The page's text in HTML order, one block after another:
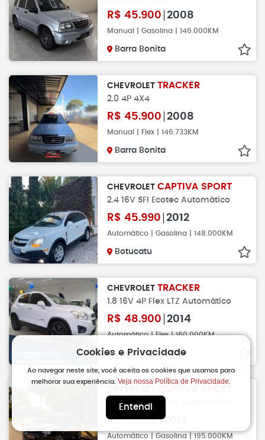
R$ 45.900 2008
Manual | Gasolina | 146.000KM
Barra Bonita
CHEVROLET TRACKER
2.0 4P 4X4
R$ 45.900 2008
Manual | Flex | 146.733KM
Barra Bonita
CHEVROLET CAPTIVA SPORT
2.4 16V SFI Ecotec Automático
R$ 45.990 2012
Automático | Gasolina | 148.000KM
Botucatu
CHEVROLET TRACKER
1.8 16V 4P Flex LTZ Automático
R$ 48.900 2014
Automático | Flex | 160.000KM
Botucatu
2.4 16V SFI Ecotec Automático
R$51.900 2012
Automático | Gasolina | 195.000KM
Cookies e Privacidade
Ao navegar neste site, você aceita os cookies que usamos para
melhorar sua experiência.Veja nossa Política de Privacidade.
Entendi